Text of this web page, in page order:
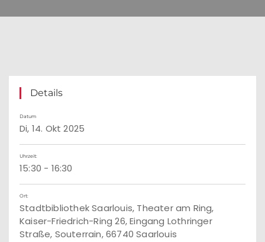
Details
Datum
Di, 14. Okt 2025
Uhrzeit:
15:30 - 16:30
Ort:
Stadtbibliothek Saarlouis, Theater am Ring,
Kaiser-Friedrich-Ring 26, Eingang Lothringer
Straße, Souterrain, 66740 Saarlouis